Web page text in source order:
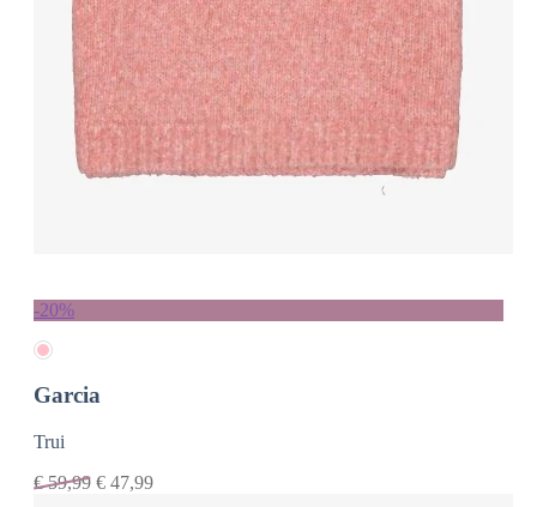
-20%
Garcia
Trui
€59,99 € 47,99